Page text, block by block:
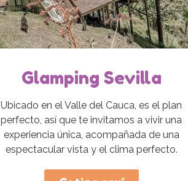
Glamping Sevilla
Ubicado en el Valle del Cauca, es el plan
perfecto, así que te invitamos a vivir una
experiencia única, acompañada de una
espectacular vista y el clima perfecto.